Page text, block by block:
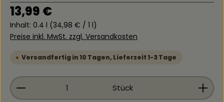
Regulärer Preis:
13,99 €
Inhalt: 0.4 l (34,98 € / 1 l)
Preise inkl. MwSt. zzgl. Versandkosten
Versandfertig in 10 Tagen, Lieferzeit 1-3 Tage
Produkt Anzahl: Gib den gewünschten Wert
Stück